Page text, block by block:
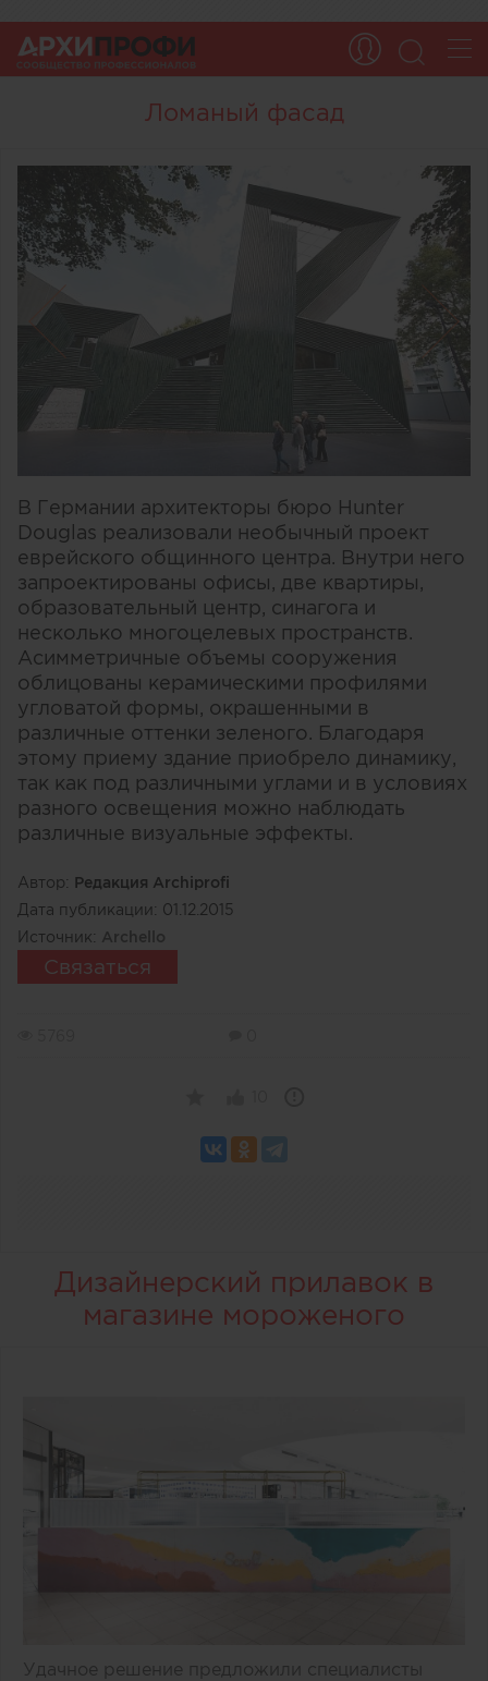
Ломаный фасад
В Германии архитекторы бюро Hunter
Douglas реализовали необычный проект
еврейского общинного центра. Внутри него
запроектированы офисы, две квартиры,
образовательный центр, синагога и
несколько многоцелевых пространств.
Асимметричные объемы сооружения
облицованы керамическими профилями
угловатой формы, окрашенными в
различные оттенки зеленого. Благодаря
этому приему здание приобрело динамику,
так как под различными углами и в условиях
разного освещения можно наблюдать
различные визуальные эффекты.
Автор: Редакция Archiprofi
Дата публикации: 01.12.2015
Источник: Archello
Связаться
Дизайнерский прилавок в
магазине мороженого
Удачное решение предложили специалисты